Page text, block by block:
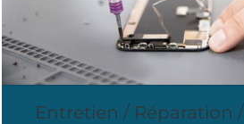
Entretien / Réparation